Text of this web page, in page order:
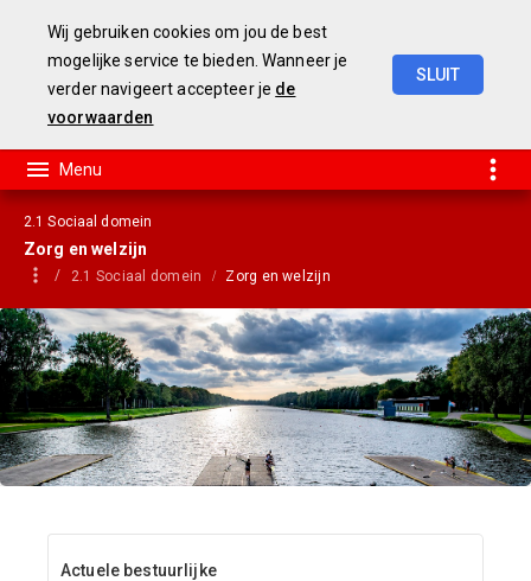
2.1 Sociaal domein
Zorg en welzijn
2.1 Sociaal domein Zorg en welzijn
Actuele bestuurlijke
Wij gebruiken cookies om jou de best
mogelijke service te bieden. Wanneer je
verder navigeert accepteer je de
voorwaarden
SLUIT